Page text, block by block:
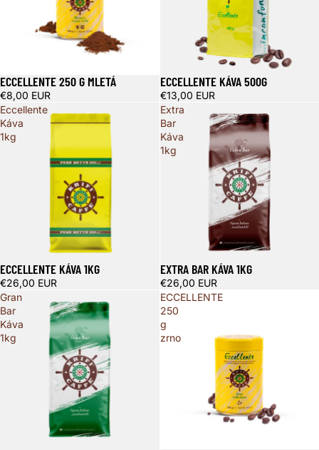
ECCELLENTE 250 G MLETÁ
€8,00 EUR
Vypredané
ECCELLENTE KÁVA 500G
€13,00 EUR
Eccellente
Káva
1kg
ECCELLENTE KÁVA 1KG
€26,00 EUR
Extra
Bar
Káva
1kg
EXTRA BAR KÁVA 1KG
€26,00 EUR
Gran
Bar
Káva
1kg
ECCELLENTE
250
g
zrno